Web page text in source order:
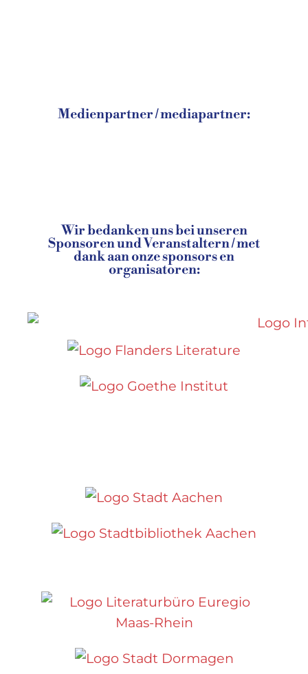
Medienpartner / mediapartner:
Wir bedanken uns bei unseren
Sponsoren und Veranstaltern / met
dank aan onze sponsors en
organisatoren: